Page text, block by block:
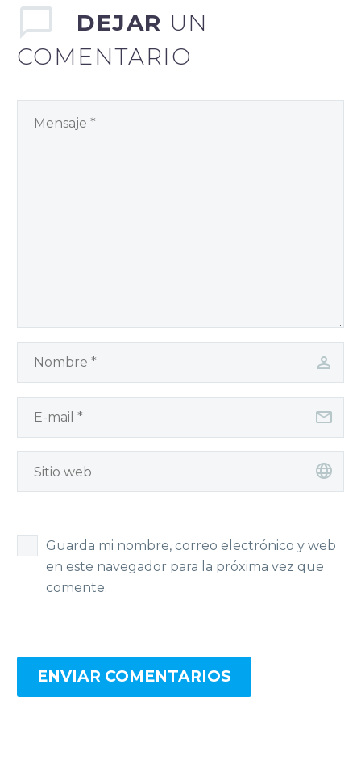
DEJAR UN
COMENTARIO
Guarda mi nombre, correo electrónico y web
en este navegador para la próxima vez que
comente.
ENVIAR COMENTARIOS